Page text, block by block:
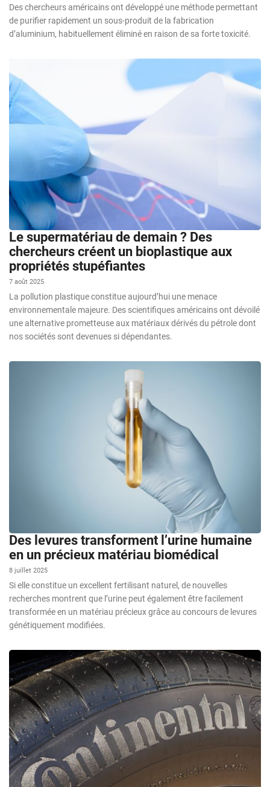
Des chercheurs américains ont développé une méthode permettant
de purifier rapidement un sous-produit de la fabrication
d’aluminium, habituellement éliminé en raison de sa forte toxicité.
Le supermatériau de demain ? Des
chercheurs créent un bioplastique aux
propriétés stupéfiantes
7 août 2025
La pollution plastique constitue aujourd’hui une menace
environnementale majeure. Des scientifiques américains ont dévoilé
une alternative prometteuse aux matériaux dérivés du pétrole dont
nos sociétés sont devenues si dépendantes.
Des levures transforment l’urine humaine
en un précieux matériau biomédical
8 juillet 2025
Si elle constitue un excellent fertilisant naturel, de nouvelles
recherches montrent que l’urine peut également être facilement
transformée en un matériau précieux grâce au concours de levures
génétiquement modifiées.